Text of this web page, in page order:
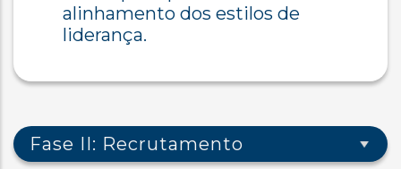
alinhamento dos estilos de
liderança.
Fase II: Recrutamento